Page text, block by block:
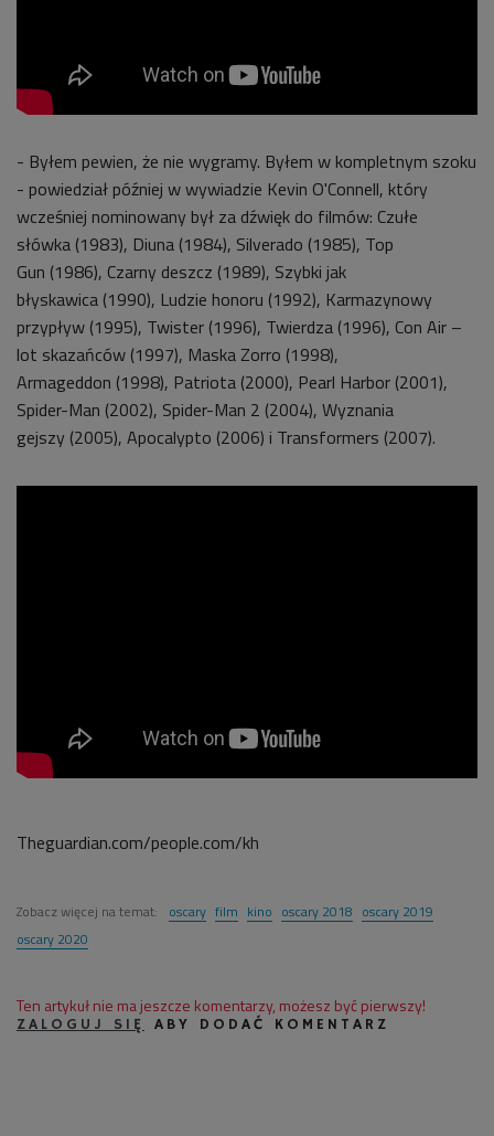
- Byłem pewien, że nie wygramy. Byłem w kompletnym szoku
- powiedział później w wywiadzie Kevin O'Connell, który
wcześniej nominowany był za dźwięk do filmów: Czułe
słówka (1983), Diuna (1984), Silverado (1985), Top
Gun (1986), Czarny deszcz (1989), Szybki jak
błyskawica (1990), Ludzie honoru (1992), Karmazynowy
przypływ (1995), Twister (1996), Twierdza (1996), Con Air –
lot skazańców (1997), Maska Zorro (1998),
Armageddon (1998), Patriota (2000), Pearl Harbor (2001),
Spider-Man (2002), Spider-Man 2 (2004), Wyznania
gejszy (2005), Apocalypto (2006) i Transformers (2007).
Theguardian.com/people.com/kh
Zobacz więcej na temat: oscary film kino oscary 2018 oscary 2019
oscary 2020
Ten artykuł nie ma jeszcze komentarzy, możesz być pierwszy!
ZALOGUJ SIĘ ABY DODAĆ KOMENTARZ